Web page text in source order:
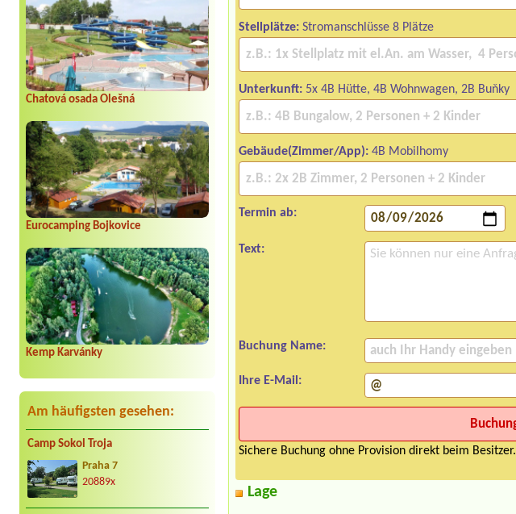
Chatová osada Olešná
Eurocamping Bojkovice
Kemp Karvánky
Am häufigsten gesehen:
Camp Sokol Troja
Praha 7
20889x
Stellplätze: Stromanschlüsse 8 Plätze
Unterkunft: 5x 4B Hütte, 4B Wohnwagen, 2B Buňky
Gebäude(Zimmer/App): 4B Mobilhomy
Termin ab:
Text:
Buchung Name:
Ihre E-Mail:
Sichere Buchung ohne Provision direkt beim Besitzer.
Lage